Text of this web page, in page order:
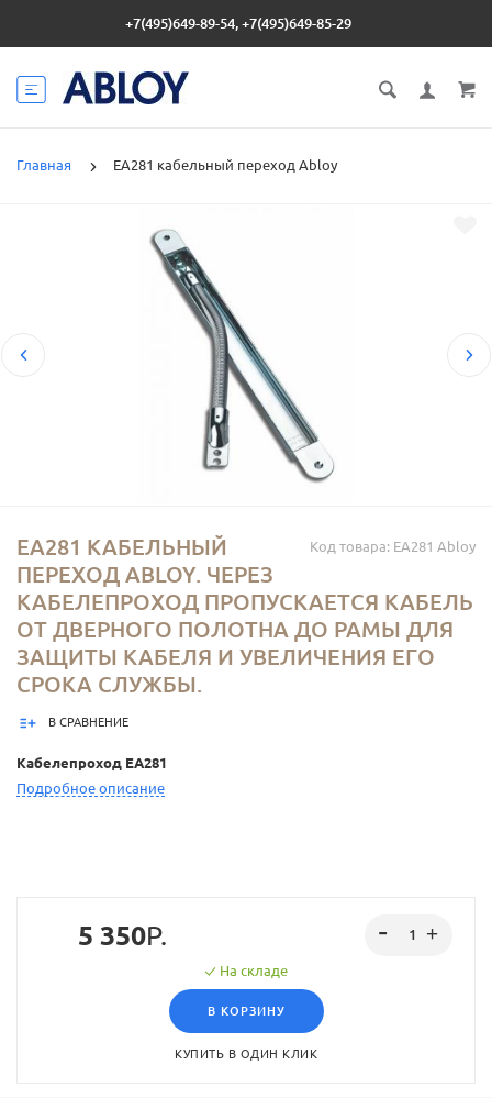
+7(495)649-89-54, +7(495)649-85-29
Главная EA281 кабельный переход Abloy
Код товара: EA281 Abloy
EA281 КАБЕЛЬНЫЙ
ПЕРЕХОД ABLOY. ЧЕРЕЗ
КАБЕЛЕПРОХОД ПРОПУСКАЕТСЯ КАБЕЛЬ
ОТ ДВЕРНОГО ПОЛОТНА ДО РАМЫ ДЛЯ
ЗАЩИТЫ КАБЕЛЯ И УВЕЛИЧЕНИЯ ЕГО
СРОКА СЛУЖБЫ.
В СРАВНЕНИЕ
Кабелепроход EA281
Подробное описание
5 350Р.
На складе
В КОРЗИНУ
КУПИТЬ В ОДИН КЛИК